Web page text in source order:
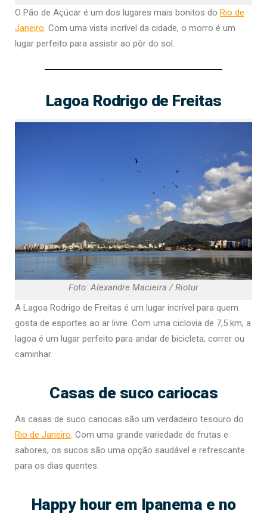
O Pão de Açúcar é um dos lugares mais bonitos do Rio de
Janeiro. Com uma vista incrível da cidade, o morro é um
lugar perfeito para assistir ao pôr do sol.
Lagoa Rodrigo de Freitas
Foto: Alexandre Macieira / Riotur
A Lagoa Rodrigo de Freitas é um lugar incrível para quem
gosta de esportes ao ar livre. Com uma ciclovia de 7,5 km, a
lagoa é um lugar perfeito para andar de bicicleta, correr ou
caminhar.
Casas de suco cariocas
As casas de suco cariocas são um verdadeiro tesouro do
Rio de Janeiro. Com uma grande variedade de frutas e
sabores, os sucos são uma opção saudável e refrescante
para os dias quentes.
Happy hour em Ipanema e no